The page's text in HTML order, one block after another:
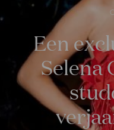
Een
Selena